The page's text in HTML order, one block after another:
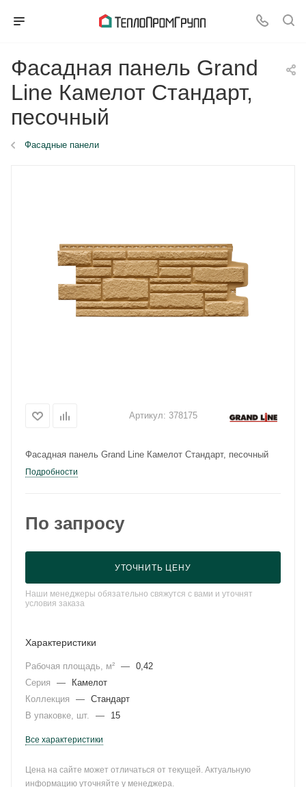
Фасадная панель Grand
Line Камелот Стандарт,
песочный
Фасадные панели
Артикул: 378175
Фасадная панель Grand Line Камелот Стандарт, песочный
Подробности
По запросу
УТОЧНИТЬ ЦЕНУ
Наши менеджеры обязательно свяжутся с вами и уточнят
условия заказа
Характеристики
Рабочая площадь, м² — 0,42
Серия
—
Камелот
Коллекция
— Стандарт
В упаковке, шт.
— 15
Все характеристики
Цена на сайте может отличаться от текущей. Актуальную
информацию уточняйте у менеджера.